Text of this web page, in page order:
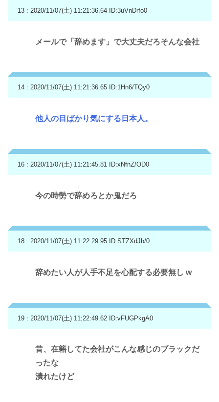
13 : 2020/11/07(土) 11:21:36.64 ID:3uVnDrfo0
メールで「辞めます」で大丈夫だろそんな会社
14 : 2020/11/07(土) 11:21:36.65 ID:1Hn6/TQy0
他人の目ばかり気にする日本人。
16 : 2020/11/07(土) 11:21:45.81 ID:xNfnZ/OD0
今の時勢で辞めろとか鬼だろ
18 : 2020/11/07(土) 11:22:29.95 ID:STZXdJb/0
辞めたい人が人手不足を心配する必要無し w
19 : 2020/11/07(土) 11:22:49.62 ID:vFUGPkgA0
昔、在籍してた会社がこんな感じのブラックだ
ったな
潰れたけど